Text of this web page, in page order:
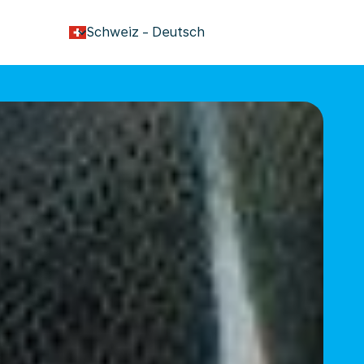
Schweiz - Deutsch
keyboard_arrow_down